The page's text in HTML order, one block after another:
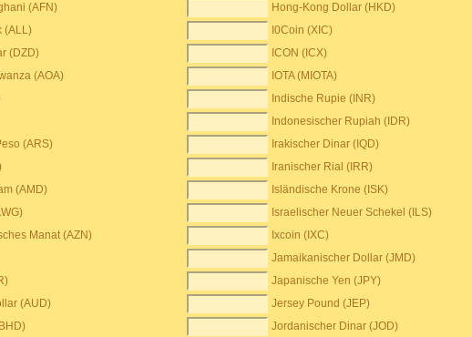
(AFN)
Hong-Kong Dollar (HKD)
(ALL)
I0Coin (XIC)
(DZD)
ICON (ICX)
(AOA)
IOTA (MIOTA)
Indische Rupie (INR)
Indonesischer Rupiah (IDR)
(ARS)
Irakischer Dinar (IQD)
Iranischer Rial (IRR)
(AMD)
Isländische Krone (ISK)
Israelischer Neuer Schekel (ILS)
Manat (AZN)
Ixcoin (IXC)
Jamaikanischer Dollar (JMD)
Japanische Yen (JPY)
(AUD)
Jersey Pound (JEP)
Jordanischer Dinar (JOD)